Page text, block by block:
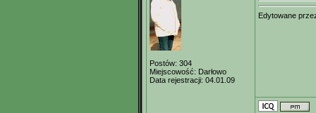
Postów: 304
Miejscowość: Darłowo
Data rejestracji: 04.01.09
Edytowane